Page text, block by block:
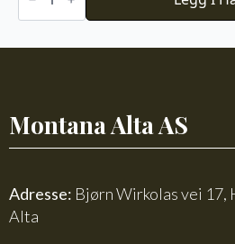
(2
Montana Alta AS
Adresse: Bjørn Wirkolas vei 17,
Alta